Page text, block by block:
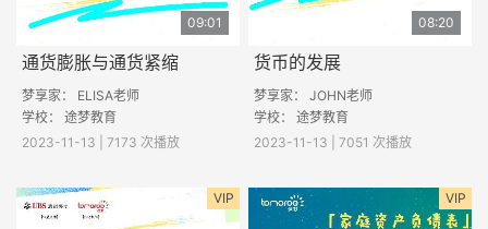
09:01
通货膨胀与通货紧缩
梦享家： ELISA老师
学校： 途梦教育
2023-11-13 | 7173 次播放
08:20
货币的发展
梦享家： JOHN老师
学校： 途梦教育
2023-11-13 | 7051 次播放
VIP VIP